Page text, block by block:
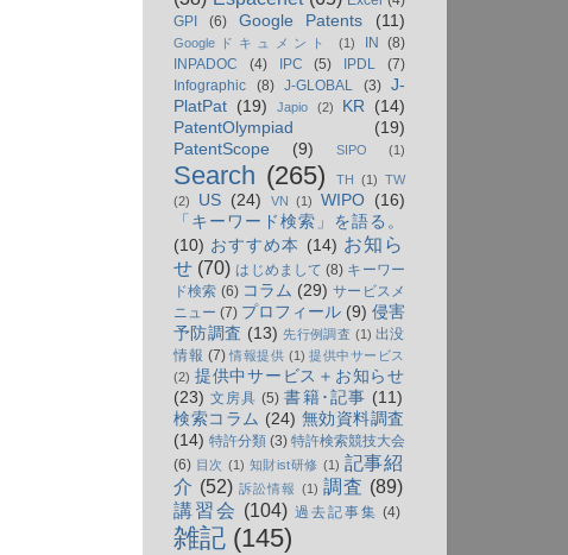
GPI
(6) Google Patents (11)
Googleドキュメント (1) IN
(8)
INPADOC
(4) IPC (5) IPDL
(7)
Infographic
(8) J-GLOBAL (3)
J-
PlatPat (19) Japio (2) KR
(14)
PatentOlympiad
(19)
PatentScope
(9) SIPO (1)
Search (265) TH (1) TW
(2)
US (24) VN (1) WIPO (16)
「キーワード検索」を語る。
(10) おすすめ本 (14) お知ら
せ (70) はじめまして (8) キーワー
ド検索 (6) コラム (29) サービスメ
ニュー (7) プロフィール (9) 侵害
予防調査 (13) 先行例調査 (1) 出没
情報 (7) 情報提供 (1) 提供中サービス
(2) 提供中サービス＋お知らせ
(23) 文房具 (5) 書籍･記事 (11)
検索コラム (24) 無効資料調査
(14) 特許分類 (3) 特許検索競技大会
(6) 目次 (1) 知財ist研修 (1) 記事紹
介 (52) 訴訟情報 (1) 調査 (89)
講習会 (104) 過去記事集 (4)
雑記 (145)